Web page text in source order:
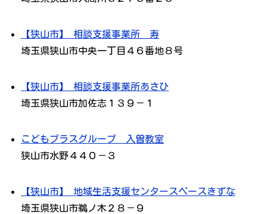
【狭山市】 相談支援事業所 寿
埼玉県狭山市中央一丁目４６番地８号
【狭山市】 相談支援事業所あさひ
埼玉県狭山市加佐志１３９－１
こどもプラスグループ 入曽教室
狭山市水野４４０－３
【狭山市】 地域生活支援センタースペースきずな
埼玉県狭山市鵜ノ木２８－９